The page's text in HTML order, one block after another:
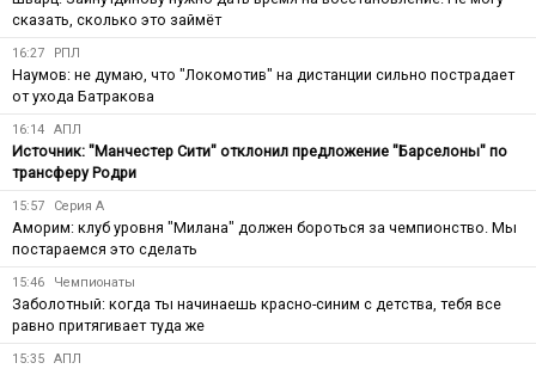
сказать, сколько это займёт
16:27 РПЛ
Наумов: не думаю, что "Локомотив" на дистанции сильно пострадает
от ухода Батракова
16:14 АПЛ
Источник: "Манчестер Сити" отклонил предложение "Барселоны" по
трансферу Родри
15:57 Серия А
Аморим: клуб уровня "Милана" должен бороться за чемпионство. Мы
постараемся это сделать
15:46 Чемпионаты
Заболотный: когда ты начинаешь красно-синим с детства, тебя все
равно притягивает туда же
15:35 АПЛ